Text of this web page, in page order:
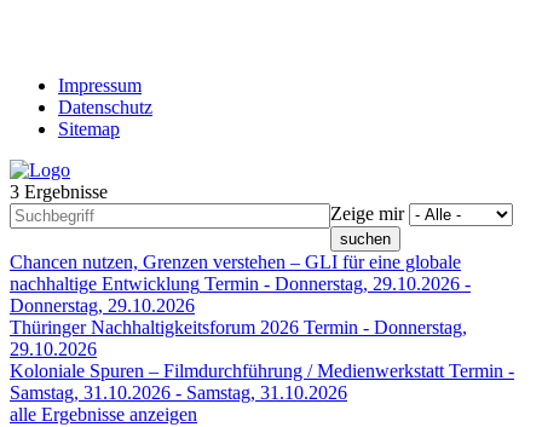
Footer
menu
Impressum
Datenschutz
Sitemap
3 Ergebnisse
Zeige mir
Chancen nutzen, Grenzen verstehen – GLI für eine globale
nachhaltige Entwicklung Termin - Donnerstag, 29.10.2026 -
Donnerstag, 29.10.2026
Thüringer Nachhaltigkeitsforum 2026 Termin - Donnerstag,
29.10.2026
Koloniale Spuren – Filmdurchführung / Medienwerkstatt Termin -
Samstag, 31.10.2026 - Samstag, 31.10.2026
alle Ergebnisse anzeigen